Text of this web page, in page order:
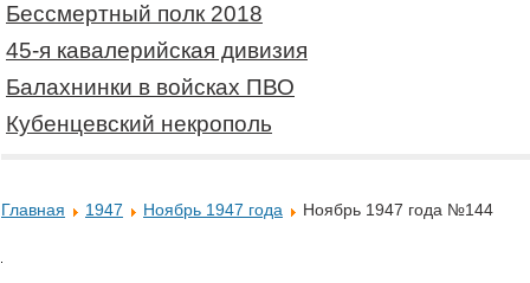
Бессмертный полк 2018
45-я кавалерийская дивизия
Балахнинки в войсках ПВО
Кубенцевский некрополь
Главная 1947 Ноябрь 1947 года Ноябрь 1947 года №144